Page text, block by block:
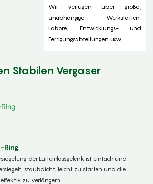
Wir verfügen über große,
unabhängige Werkstätten,
Labore, Entwicklungs- und
Fertigungsabteilungen usw.
Stabilen Vergaser
Ring
der Lufteinlassgelenk ist einfach und
staubdicht, leicht zu starten und die
zu verlängern